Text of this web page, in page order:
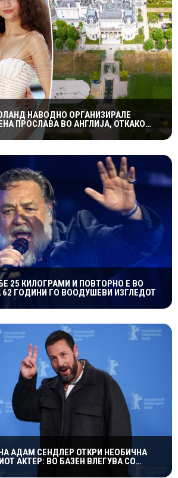
НАВОДНО ОРГАНИЗИРАЛЕ
ПРОСЛАВА ВО АНГЛИЈА, ОТКАКО
25 КИЛОГРАМИ И ПОВТОРНО Е ВО
ГОДИНИ ГО ВООДУШЕВИ ИЗГЛЕДОТ
АДАМ СЕНДЛЕР ОТКРИ НЕОБИЧНА
АКТЕР: ВО БАЗЕН ВЛЕГУВА СО